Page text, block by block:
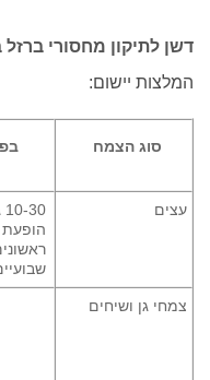
מחסורי ברזל בצמחי
יישום:
הצמח בפיזור
10-30
הופעת סימני
ראשונים
שבועיים –
ושיחים